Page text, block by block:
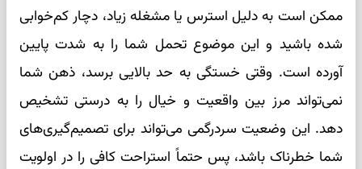
ممکن است به دلیل استرس یا مشغله زیاد، دچار کم‌خوابی
شده باشید و این موضوع تحمل شما را به شدت پایین
آورده است. وقتی خستگی به حد بالایی برسد، ذهن شما
نمی‌تواند مرز بین واقعیت و خیال را به درستی تشخیص
دهد. این وضعیت سردرگمی می‌تواند برای تصمیم‌گیری‌های
شما خطرناک باشد، پس حتماً استراحت کافی را در اولویت